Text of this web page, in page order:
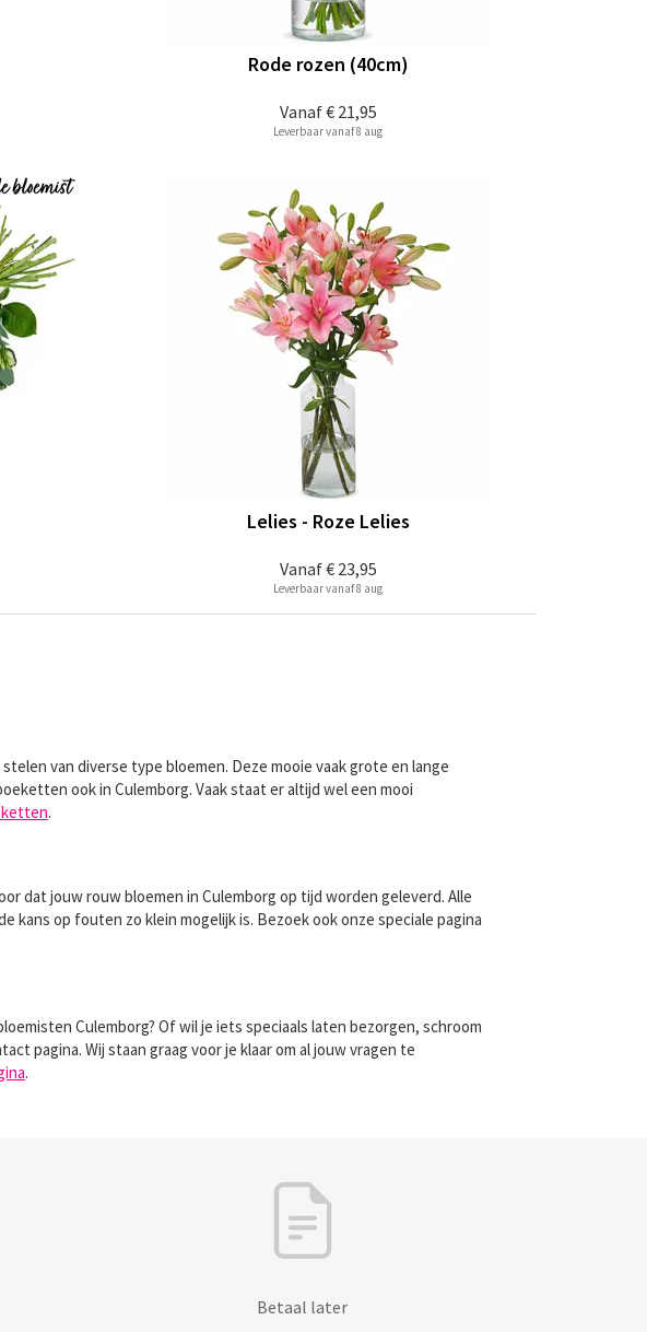
Vanaf€ 21,95
Rode rozen (40cm)
Leverbaar vanaf 8 aug
Vanaf€ 23,95
Lelies - Roze Lelies
Leverbaar vanaf 8 aug
van diverse type bloemen. Deze mooie vaak grote en lange
ook in Culemborg. Vaak staat er altijd wel een mooi
.
dat jouw rouw bloemen in Culemborg op tijd worden geleverd. Alle
op fouten zo klein mogelijk is. Bezoek ook onze speciale pagina
Culemborg? Of wil je iets speciaals laten bezorgen, schroom
pagina. Wij staan graag voor je klaar om al jouw vragen te
.
Betaal later